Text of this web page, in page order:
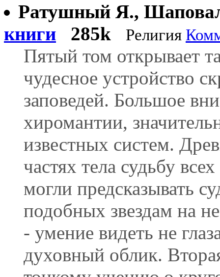
Ратушный Я.,
книги
285k Религия
Пятый том открывает
чудесное устройство
заповедей. Большое
хиромантии,
известных систем.
частях тела судьбу
могли предсказывать
подобных звездам на
- умение видеть не
духовный облик.